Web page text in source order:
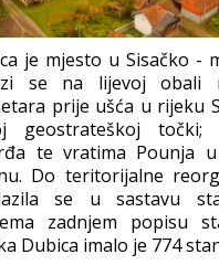
je mjesto u Sisačko -
se na lijevoj obali
prije ušća u rijeku
geostrateškoj točki;
te vratima Pounja
Do teritorijalne
se u sastavu
zadnjem popisu
Dubica imalo je 774